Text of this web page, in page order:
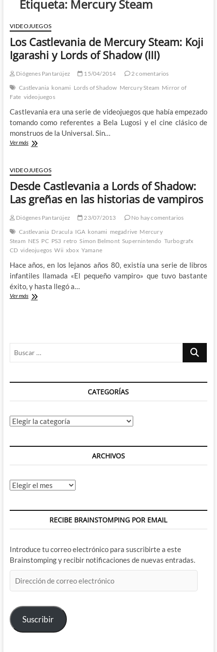
Etiqueta: Mercury Steam
VIDEOJUEGOS
Los Castlevania de Mercury Steam: Koji
Igarashi y Lords of Shadow (III)
Diógenes Pantarújez 15/04/2014
2 comentarios
Castlevania konami Lords of Shadow Mercury Steam Mirror of
Fate videojuegos
Castlevania era una serie de videojuegos que había empezado
tomando como referentes a Bela Lugosi y el cine clásico de
monstruos de la Universal. Sin…
Ver másLos
Mercury
Steam:
Koji
Igarashi
y
of
Shadow
(III)
VIDEOJUEGOS
Desde Castlevania a Lords of Shadow:
Las greñas en las historias de vampiros
Diógenes Pantarújez 23/07/2013
No hay comentarios
Castlevania Dracula IGA konami megadrive Mercury
Steam NES PC PS3 retro Simon Belmont Supernintendo Turbografx
CD videojuegos Wii xbox Yamane
Hace años, en los lejanos años 80, existía una serie de libros
infantiles llamada «El pequeño vampiro» que tuvo bastante
éxito, y hasta llegó a…
Ver másDesde
greñas
en
historias
vampiros
Buscar
CATEGORÍAS
Categorías
ARCHIVOS
Archivos
RECIBE BRAINSTOMPING POR EMAIL
Introduce tu correo electrónico para suscribirte a este
Brainstomping y recibir notificaciones de nuevas entradas.
de
electrónico
Suscribir